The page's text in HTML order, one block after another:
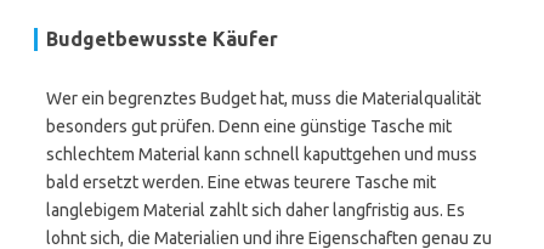
Budgetbewusste Käufer
Wer ein begrenztes Budget hat, muss die Materialqualität
besonders gut prüfen. Denn eine günstige Tasche mit
schlechtem Material kann schnell kaputtgehen und muss
bald ersetzt werden. Eine etwas teurere Tasche mit
langlebigem Material zahlt sich daher langfristig aus. Es
lohnt sich, die Materialien und ihre Eigenschaften genau zu